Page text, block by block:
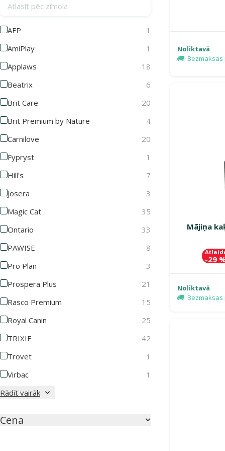
AFP
1
AmiPlay
1
Applaws
18
Beatrix
6
Brit Care
20
Brit Premium by Nature
4
Carnilove
20
Fypryst
1
Hill's
7
Josera
3
Magic Cat
35
Ontario
33
PAWISE
8
Pro Plan
3
Prospera Plus
21
Rasco Premium
15
Royal Canin
25
TRIXIE
42
Trovet
1
Virbac
1
Rādīt vairāk
Cena
Noliktavā
Bezmaksas
Mājiņa
-29
Noliktavā
Bezmaksas